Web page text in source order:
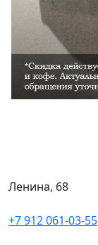
Ленина, 68
+7 912 061-03-55